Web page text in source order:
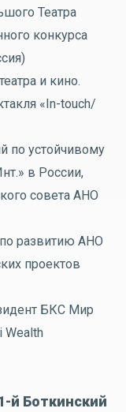
Театра
конкурса
и кино.
«In-touch/
по устойчивому
в России,
совета АНО
развитию АНО
проектов
БКС Мир
Wealth
й Боткинский